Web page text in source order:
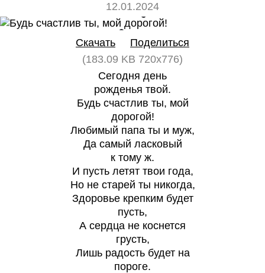
12.01.2024
0 0
Скачать
Поделиться
(183.09 KB 720x776)
Сегодня день
рожденья твой.
Будь счастлив ты, мой
дорогой!
Любимый папа ты и муж,
Да самый ласковый
к тому ж.
И пусть летят твои года,
Но не старей ты никогда,
Здоровье крепким будет
пусть,
А сердца не коснется
грусть,
Лишь радость будет на
пороге.